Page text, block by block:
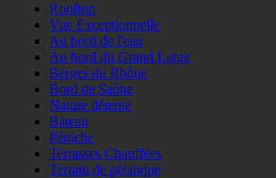
Rooftop
Vue Exceptionnelle
Au bord de l'eau
Au bord du Grand Large
Berges du Rhône
Bord de Saône
Nature détente
Bateau
Péniche
Terrasses Chauffées
Terrain de pétanque